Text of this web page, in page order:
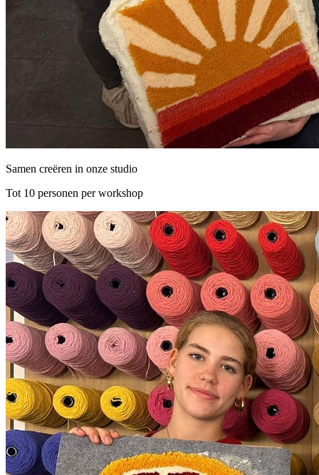
Samen creëren in onze studio
Tot 10 personen per workshop